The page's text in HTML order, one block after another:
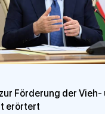
Förderung der Vieh-
erörtert